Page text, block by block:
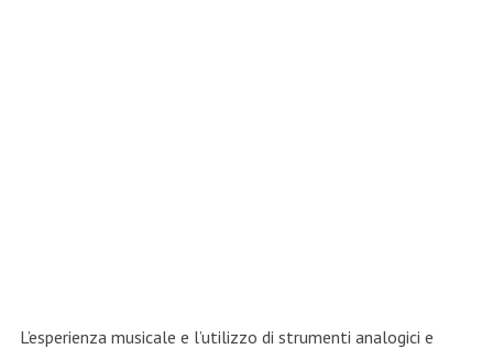
L’esperienza musicale e l’utilizzo di strumenti analogici e